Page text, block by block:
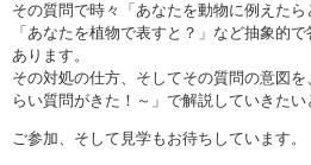
その質問で時々「あなたを動物に例えた
「あなたを植物で表すと？」など抽象的
あります。
その対処の仕方、そしてその質問の意図
らい質問がきた！～」で解説していきたい
ご参加、そして見学もお待ちしています。